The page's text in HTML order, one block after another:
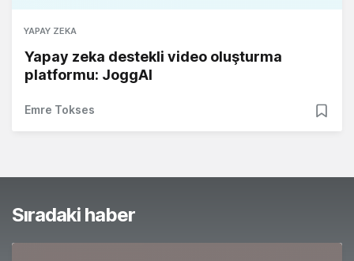
YAPAY ZEKA
Yapay zeka destekli video oluşturma
platformu: JoggAI
Emre Tokses
Sıradaki haber